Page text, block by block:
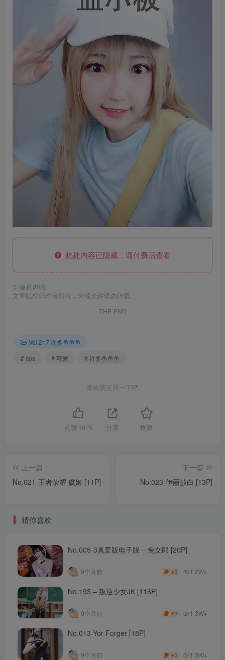
此处内容已隐藏，请付费后查看
© 版权声明
文章版权归作者所有，未经允许请勿转载。
THE END
Vol.217 许多鱼鱼鱼
# cos
# 可爱 # 许多鱼鱼鱼
喜欢就支持一下吧
点赞 1075 分享 收藏
上一篇
No.021-王者荣耀 虞姬 [11P]
下一篇
No.023-伊丽莎白 [13P]
猜你喜欢
No.005-3真爱版电子版 – 兔女郎 [20P]
9个月前 ￥3 1.2W+
No.193 – 叛逆少女JK [116P]
9个月前 ￥3 1.3W+
No.013-Yor Forger [18P]
9个月前 ￥3 1.3W+